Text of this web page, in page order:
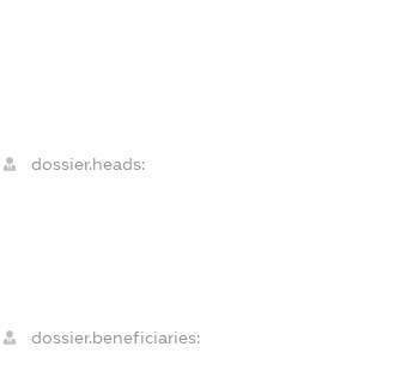
dossier.heads:
dossier.beneficiaries: